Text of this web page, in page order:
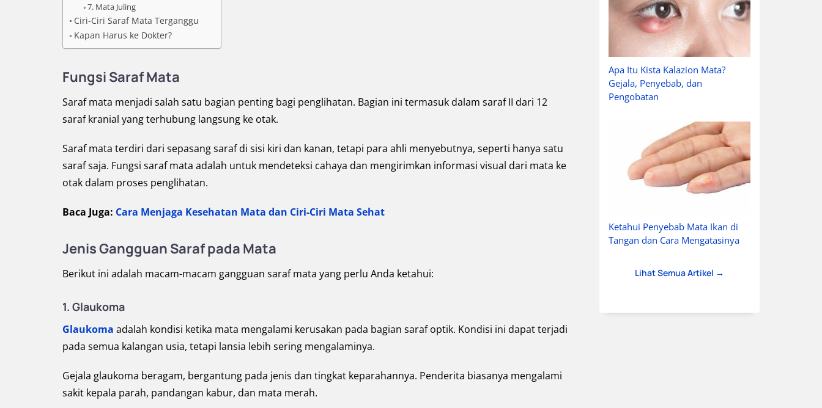
7. Mata Juling
Ciri-Ciri Saraf Mata Terganggu
Kapan Harus ke Dokter?
Fungsi Saraf Mata
Saraf mata menjadi salah satu bagian penting bagi penglihatan. Bagian ini termasuk dalam saraf II dari 12
saraf kranial yang terhubung langsung ke otak.
Saraf mata terdiri dari sepasang saraf di sisi kiri dan kanan, tetapi para ahli menyebutnya, seperti hanya satu
saraf saja. Fungsi saraf mata adalah untuk mendeteksi cahaya dan mengirimkan informasi visual dari mata ke
otak dalam proses penglihatan.
Baca Juga: Cara Menjaga Kesehatan Mata dan Ciri-Ciri Mata Sehat
Jenis Gangguan Saraf pada Mata
Berikut ini adalah macam-macam gangguan saraf mata yang perlu Anda ketahui:
1. Glaukoma
Glaukoma adalah kondisi ketika mata mengalami kerusakan pada bagian saraf optik. Kondisi ini dapat terjadi
pada semua kalangan usia, tetapi lansia lebih sering mengalaminya.
Gejala glaukoma beragam, bergantung pada jenis dan tingkat keparahannya. Penderita biasanya mengalami
sakit kepala parah, pandangan kabur, dan mata merah.
Apa Itu Kista Kalazion Mata?
Gejala, Penyebab, dan
Pengobatan
Ketahui Penyebab Mata Ikan di
Tangan dan Cara Mengatasinya
Lihat Semua Artikel →